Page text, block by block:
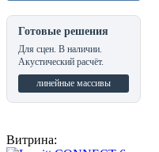
Готовые решения
Для сцен. В наличии.
Акустический расчёт.
линейные массивы
Витрина: